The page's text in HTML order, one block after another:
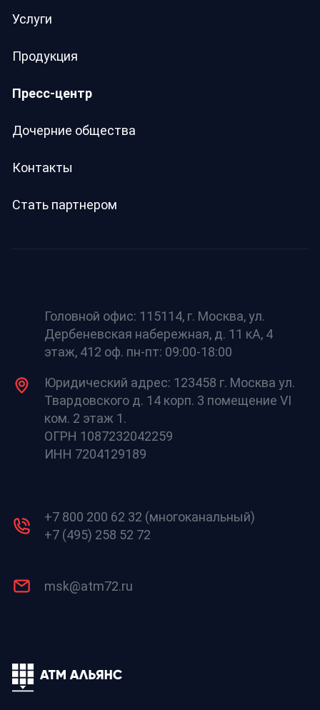
Услуги
Продукция
Пресс-центр
Дочерние общества
Контакты
Стать партнером
Головной офис: 115114, г. Москва, ул.
Дербеневская набережная, д. 11 кА, 4
этаж, 412 оф. пн-пт: 09:00-18:00
Юридический адрес: 123458 г. Москва ул.
Твардовского д. 14 корп. 3 помещение VI
ком. 2 этаж 1.
ОГРН 1087232042259
ИНН 7204129189
+7 800 200 62 32 (многоканальный)
+7 (495) 258 52 72
msk@atm72.ru